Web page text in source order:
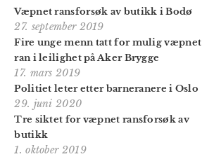
Væpnet ransforsøk av butikk i Bodø
27. september 2019
Fire unge menn tatt for mulig væpnet
ran i leilighet på Aker Brygge
17. mars 2019
Politiet leter etter barneranere i Oslo
29. juni 2020
Tre siktet for væpnet ransforsøk av
butikk
1. oktober 2019